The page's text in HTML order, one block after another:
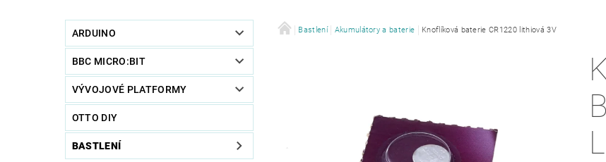
ARDUINO
BBC MICRO:BIT
VÝVOJOVÉ PLATFORMY
OTTO DIY
BASTLENÍ
Bastlení Akumulátory a baterie Knoflíková baterie CR1220 lithiová 3V